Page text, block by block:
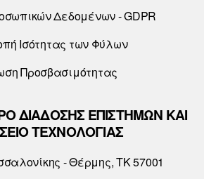
Δεδομένων - GDPR
Ισότητας των Φύλων
Προσβασιμότητας
ΔΙΑΔΟΣΗΣ ΕΠΙΣΤΗΜΩΝ ΚΑΙ
ΤΕΧΝΟΛΟΓΙΑΣ
- Θέρμης, ΤΚ 57001